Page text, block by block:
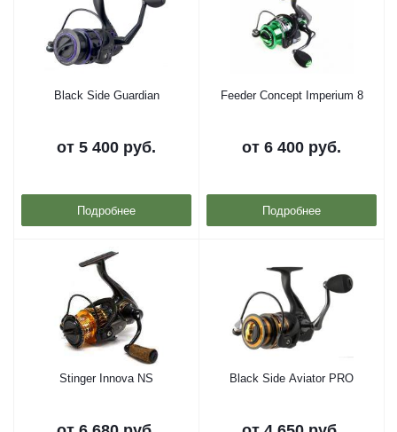
Black Side Guardian
от 5 400 руб.
Подробнее
Feeder Concept Imperium 8
от 6 400 руб.
Подробнее
Stinger Innova NS Black Side Aviator PRO